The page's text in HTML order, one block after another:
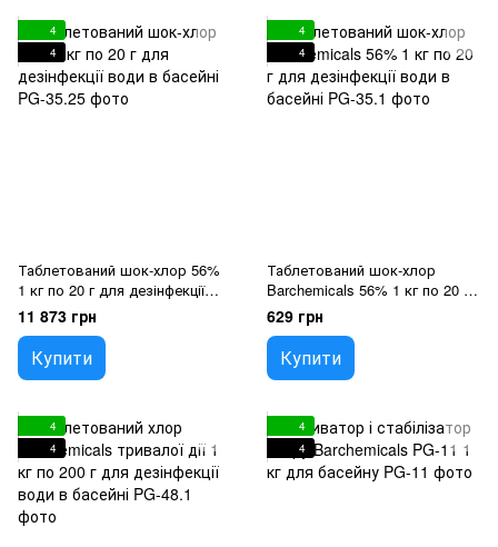
4
4
Таблетований шок-хлор 56%
1 кг по 20 г для дезінфекції
води в басейні
11 873 грн
Купити
4
4
Таблетований шок-хлор
Barchemicals 56% 1 кг по 20 г
для дезінфекції води в басейні
629 грн
Купити
4
4
4
4